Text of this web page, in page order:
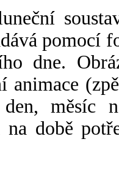
pomocí
dne.
animace
měsíc
době